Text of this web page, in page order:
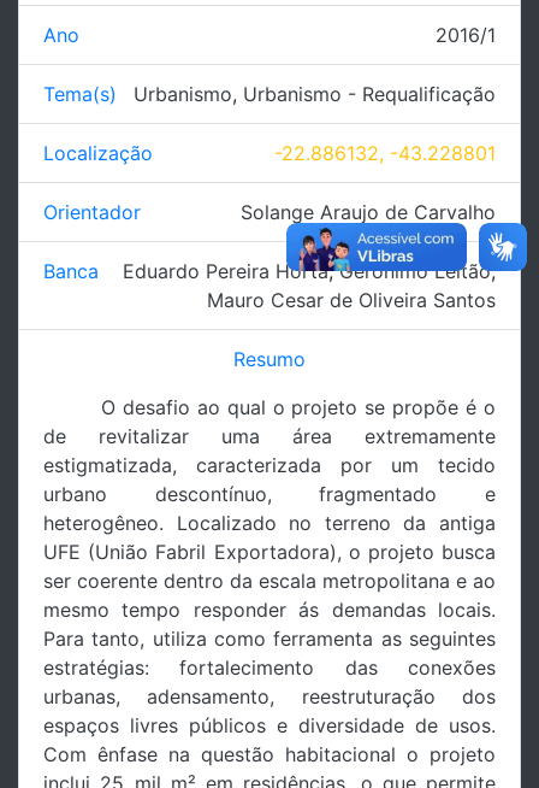
Ano 2016/1
Tema(s) Urbanismo, Urbanismo - Requalificação
Localização -22.886132, -43.228801
Orientador Solange Araujo de Carvalho
Banca Eduardo Pereira Horta,Gerônimo Leitão,
Mauro Cesar de Oliveira Santos
Resumo
O desafio ao qual o projeto se propõe é o
de revitalizar uma área extremamente
estigmatizada, caracterizada por um tecido
urbano descontínuo, fragmentado e
heterogêneo. Localizado no terreno da antiga
UFE (União Fabril Exportadora), o projeto busca
ser coerente dentro da escala metropolitana e ao
mesmo tempo responder ás demandas locais.
Para tanto, utiliza como ferramenta as seguintes
estratégias: fortalecimento das conexões
urbanas, adensamento, reestruturação dos
espaços livres públicos e diversidade de usos.
Com ênfase na questão habitacional o projeto
inclui 25 mil m² em residências, o que permite